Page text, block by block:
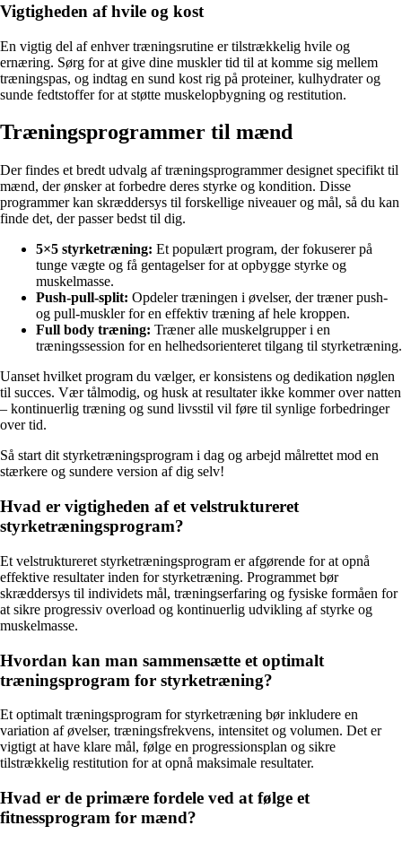
Vigtigheden af hvile og kost
En vigtig del af enhver træningsrutine er tilstrækkelig hvile og
ernæring. Sørg for at give dine muskler tid til at komme sig mellem
træningspas, og indtag en sund kost rig på proteiner, kulhydrater og
sunde fedtstoffer for at støtte muskelopbygning og restitution.
Træningsprogrammer til mænd
Der findes et bredt udvalg af træningsprogrammer designet specifikt til
mænd, der ønsker at forbedre deres styrke og kondition. Disse
programmer kan skræddersys til forskellige niveauer og mål, så du kan
finde det, der passer bedst til dig.
5×5 styrketræning: Et populært program, der fokuserer på
tunge vægte og få gentagelser for at opbygge styrke og
muskelmasse.
Push-pull-split: Opdeler træningen i øvelser, der træner push-
og pull-muskler for en effektiv træning af hele kroppen.
Full body træning: Træner alle muskelgrupper i en
træningssession for en helhedsorienteret tilgang til styrketræning.
Uanset hvilket program du vælger, er konsistens og dedikation nøglen
til succes. Vær tålmodig, og husk at resultater ikke kommer over natten
– kontinuerlig træning og sund livsstil vil føre til synlige forbedringer
over tid.
Så start dit styrketræningsprogram i dag og arbejd målrettet mod en
stærkere og sundere version af dig selv!
Hvad er vigtigheden af et velstruktureret
styrketræningsprogram?
Et velstruktureret styrketræningsprogram er afgørende for at opnå
effektive resultater inden for styrketræning. Programmet bør
skræddersys til individets mål, træningserfaring og fysiske formåen for
at sikre progressiv overload og kontinuerlig udvikling af styrke og
muskelmasse.
Hvordan kan man sammensætte et optimalt
træningsprogram for styrketræning?
Et optimalt træningsprogram for styrketræning bør inkludere en
variation af øvelser, træningsfrekvens, intensitet og volumen. Det er
vigtigt at have klare mål, følge en progressionsplan og sikre
tilstrækkelig restitution for at opnå maksimale resultater.
Hvad er de primære fordele ved at følge et
fitnessprogram for mænd?